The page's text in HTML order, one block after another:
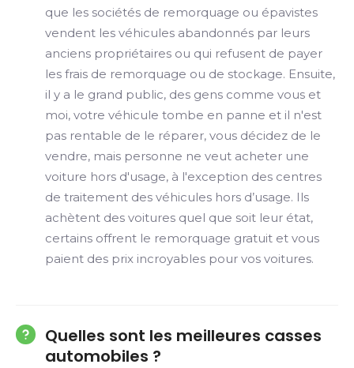
que les sociétés de remorquage ou épavistes
vendent les véhicules abandonnés par leurs
anciens propriétaires ou qui refusent de payer
les frais de remorquage ou de stockage. Ensuite,
il y a le grand public, des gens comme vous et
moi, votre véhicule tombe en panne et il n'est
pas rentable de le réparer, vous décidez de le
vendre, mais personne ne veut acheter une
voiture hors d'usage, à l'exception des centres
de traitement des véhicules hors d’usage. Ils
achètent des voitures quel que soit leur état,
certains offrent le remorquage gratuit et vous
paient des prix incroyables pour vos voitures.
Quelles sont les meilleures casses
automobiles ?